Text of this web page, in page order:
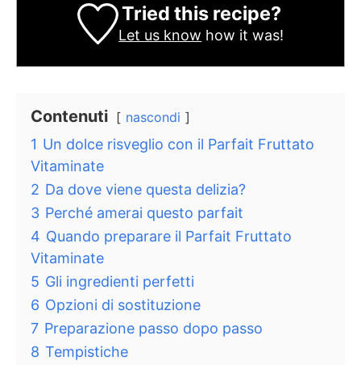
Tried this recipe?
Let us know how it was!
Contenuti nascondi
1 Un dolce risveglio con il Parfait Fruttato
Vitaminate
2 Da dove viene questa delizia?
3 Perché amerai questo parfait
4 Quando preparare il Parfait Fruttato
Vitaminate
5 Gli ingredienti perfetti
6 Opzioni di sostituzione
7 Preparazione passo dopo passo
8 Tempistiche